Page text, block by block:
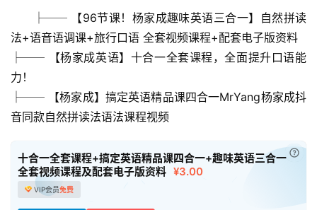
首
页
母
婴
教
├── 【96节课！杨家成趣味英语三合一】自然拼读
法+语音语调课+旅行口语 全套视频课程+配套电子版资料
├── 【杨家成英语】十合一全套课程，全面提升口语能
力！
├── 【杨家成】搞定英语精品课四合一MrYang杨家成抖
音同款自然拼读法语法课程视频
十合一全套课程+搞定英语精品课四合一+趣味英语三合一
全套视频课程及配套电子版资料 ¥3.00
VIP会员免费